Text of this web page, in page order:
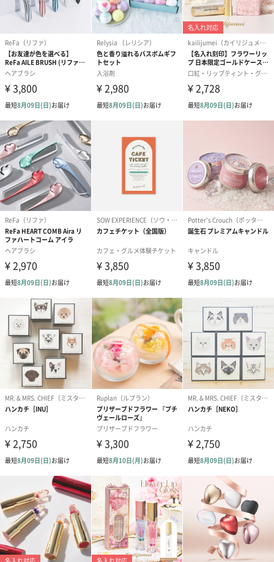
ゼリーバウム カット
（レモン＆紅茶）（432
円）
麦わらパンダバウム
（バナナ味）（540円）
3層デザート
り〜 3号（864
スキンケアグッズ
スキンケアグッズを同梱してお届けします。
ハンドクリーム3本セッ
ト【ありがとう】
（1,100円）
シャワージェル＆ハン
ドクリーム（ピンクグ
レープフルーツ）
（2,145円）
ドクリーム（
ッシュローズ
円）
リラックスグッズ
リラックスグッズを同梱してお届けします。
かき氷入浴剤4点セット
（ブルー）（748円）
かき氷入浴剤4点セット
（イエロー）（748円）
バスフラワー
【Thank you
円）